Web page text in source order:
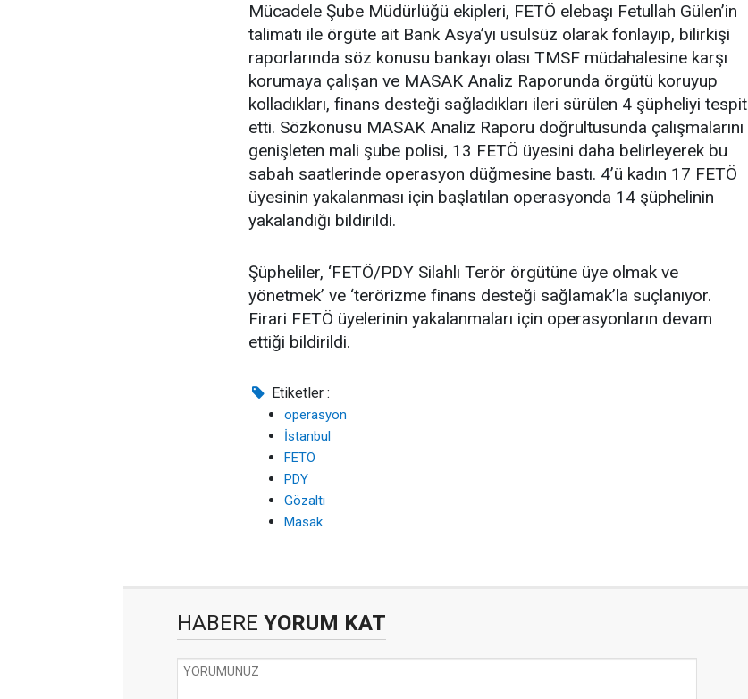
Mücadele Şube Müdürlüğü ekipleri, FETÖ elebaşı Fetullah Gülen’in
talimatı ile örgüte ait Bank Asya’yı usulsüz olarak fonlayıp, bilirkişi
raporlarında söz konusu bankayı olası TMSF müdahalesine karşı
korumaya çalışan ve MASAK Analiz Raporunda örgütü koruyup
kolladıkları, finans desteği sağladıkları ileri sürülen 4 şüpheliyi tespit
etti. Sözkonusu MASAK Analiz Raporu doğrultusunda çalışmalarını
genişleten mali şube polisi, 13 FETÖ üyesini daha belirleyerek bu
sabah saatlerinde operasyon düğmesine bastı. 4’ü kadın 17 FETÖ
üyesinin yakalanması için başlatılan operasyonda 14 şüphelinin
yakalandığı bildirildi.
Şüpheliler, ‘FETÖ/PDY Silahlı Terör örgütüne üye olmak ve
yönetmek’ ve ‘terörizme finans desteği sağlamak’la suçlanıyor.
Firari FETÖ üyelerinin yakalanmaları için operasyonların devam
ettiği bildirildi.
Etiketler :
operasyon
İstanbul
FETÖ
PDY
Gözaltı
Masak
HABERE YORUM KAT